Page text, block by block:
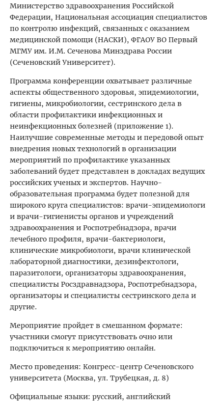
Министерство здравоохранения Российской
Федерации, Национальная ассоциация специалистов
по контролю инфекций, связанных с оказанием
медицинской помощи (НАСКИ), ФГАОУ ВО Первый
МГМУ им. И.М. Сеченова Минздрава России
(Сеченовский Университет).
Программа конференции охватывает различные
аспекты общественного здоровья, эпидемиологии,
гигиены, микробиологии, сестринского дела в
области профилактики инфекционных и
неинфекционных болезней (приложение 1).
Наилучшие современные методы и передовой опыт
внедрения новых технологий в организации
мероприятий по профилактике указанных
заболеваний будет представлен в докладах ведущих
российских ученых и экспертов. Научно-
образовательная программа будет полезной для
широкого круга специалистов: врачи-эпидемиологи
и врачи-гигиенисты органов и учреждений
здравоохранения и Роспотребнадзора, врачи
лечебного профиля, врачи-бактериологи,
клинические микробиологи, врачи клинической
лабораторной диагностики, дезинфектологи,
паразитологи, организаторы здравоохранения,
специалисты Росздравнадзора, Роспотребнадзора,
организаторы и специалисты сестринского дела и
другие.
Мероприятие пройдет в смешанном формате:
участники смогут присутствовать очно или
подключиться к мероприятию онлайн.
Место проведения: Конгресс-центр Сеченовского
университета (Москва, ул. Трубецкая, д. 8)
Официальные языки: русский, английский